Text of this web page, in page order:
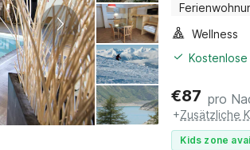
Wellness
€87 pro
+Zusätzliche
Kids zone